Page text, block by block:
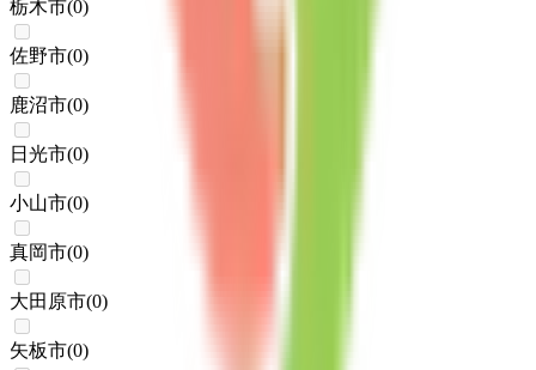
栃木市(0)
佐野市(0)
鹿沼市(0)
日光市(0)
小山市(0)
真岡市(0)
大田原市(0)
矢板市(0)